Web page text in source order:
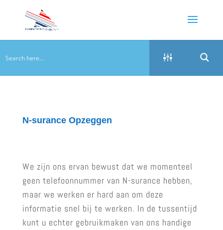
N-surance Opzeggen
We zijn ons ervan bewust dat we momenteel
geen telefoonnummer van N-surance hebben,
maar we werken er hard aan om deze
informatie snel bij te werken. In de tussentijd
kunt u echter gebruikmaken van ons handige